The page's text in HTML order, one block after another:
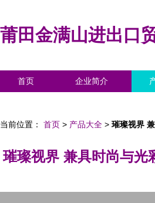
莆田金满山进出口
首页 企业简介
当前位置： 首页 > 产品大全 > 璀璨视界
璀璨视界 兼具时尚与光